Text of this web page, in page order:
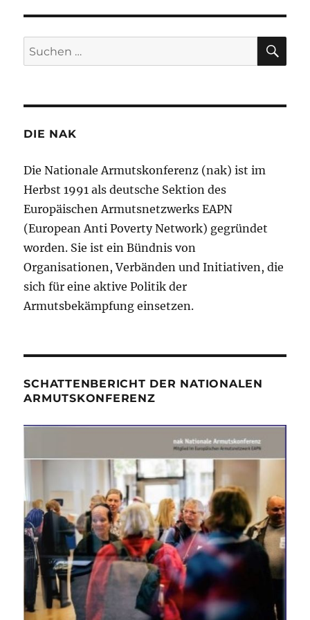
Suchen
nach:
DIE NAK
Die Nationale Armutskonferenz (nak) ist im
Herbst 1991 als deutsche Sektion des
Europäischen Armutsnetzwerks EAPN
(European Anti Poverty Network) gegründet
worden. Sie ist ein Bündnis von
Organisationen, Verbänden und Initiativen, die
sich für eine aktive Politik der
Armutsbekämpfung einsetzen.
SCHATTENBERICHT DER NATIONALEN
ARMUTSKONFERENZ